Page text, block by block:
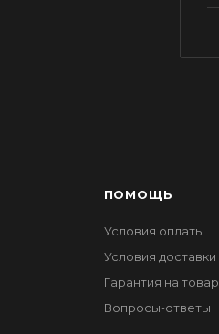
ПОМОЩЬ
Условия оплаты
Условия доставки
Гарантия на товар
Вопросы-ответы